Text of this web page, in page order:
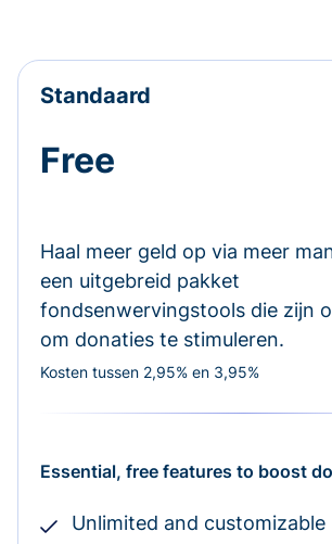
Standaard
Free
Haal meer geld op via meer
een uitgebreid pakket
fondsenwervingstools die zijn
om donaties te stimuleren.
Kosten tussen 2,95% en 3,95%
Essential, free features to boost
Unlimited and customizable